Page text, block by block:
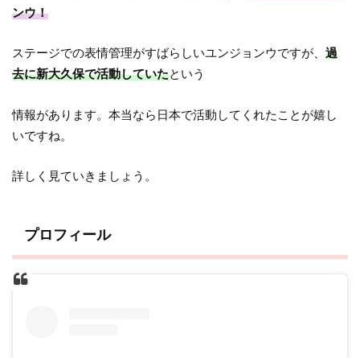
ンウ！
ステージでの表情管理がすばらしいユンジョンウですが、過
去に新大久保で活動していたという
情報があります。本当なら日本で活動してくれたことが嬉し
いですね。
詳しく見ていきましょう。
プロフィール